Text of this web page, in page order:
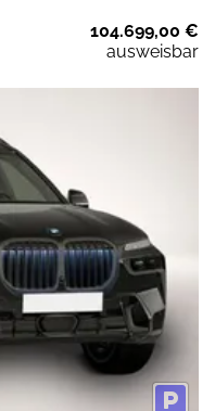
104.699,00 €
ausweisbar